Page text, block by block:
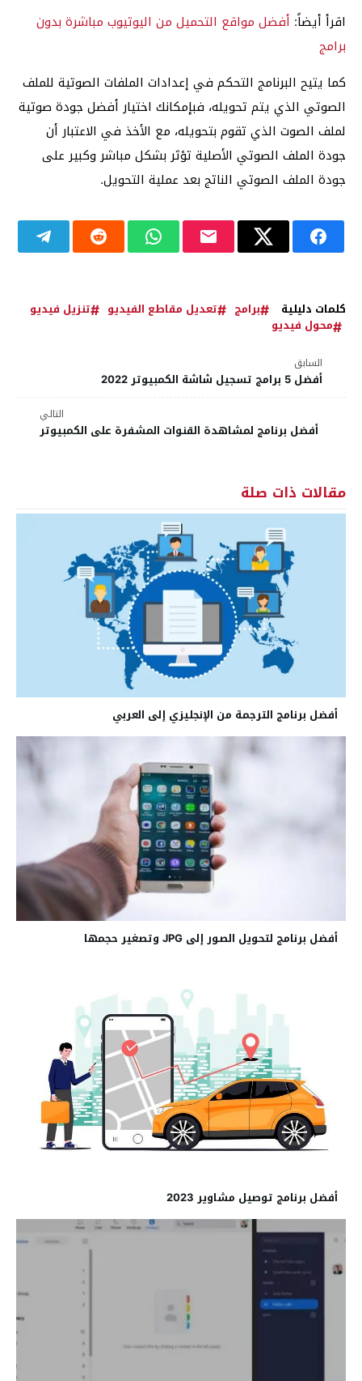
اقرأ أيضاً: أفضل مواقع التحميل من اليوتيوب مباشرة بدون
برامج
كما يتيح البرنامج التحكم في إعدادات الملفات الصوتية للملف
الصوتي الذي يتم تحويله، فبإمكانك اختيار أفضل جودة صوتية
لملف الصوت الذي تقوم بتحويله، مع الأخذ في الاعتبار أن
جودة الملف الصوتي الأصلية تؤثر بشكل مباشر وكبير على
جودة الملف الصوتي الناتج بعد عملية التحويل.
كلمات دليلية برامج تعديل مقاطع الفيديو
تنزيل فيديو
محول فيديو
السابق
أفضل 5 برامج تسجيل شاشة الكمبيوتر 2022
التالي
أفضل برنامج لمشاهدة القنوات المشفرة على الكمبيوتر
مقالات ذات صلة
أفضل برنامج الترجمة من الإنجليزي إلى العربي
أفضل برنامج لتحويل الصور إلى JPG وتصغير حجمها
أفضل برنامج توصيل مشاوير 2023